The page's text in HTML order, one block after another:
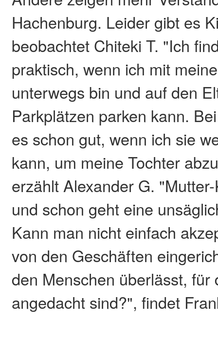
Hachenburg. Leider gibt es
beobachtet Chiteki T. "Ich
praktisch, wenn ich mit
unterwegs bin und auf den
Parkplätzen parken kann.
es schon gut, wenn ich sie
kann, um meine Tochter
erzählt Alexander G.
und schon geht eine
Kann man nicht einfach
von den Geschäften
den Menschen überlässt, für
angedacht sind?", findet